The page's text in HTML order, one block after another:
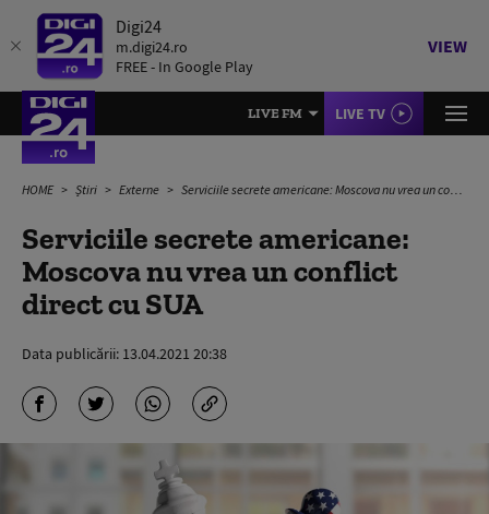
Digi24
m.digi24.ro
FREE - In Google Play
VIEW
LIVE FM LIVE TV
HOME Știri Externe Serviciile secrete americane: Moscova nu vrea un conflict direct cu SUA
Serviciile secrete americane:
Moscova nu vrea un conflict
direct cu SUA
Data publicării: 13.04.2021 20:38